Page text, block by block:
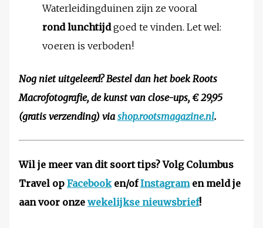
Waterleidingduinen zijn ze vooral
rond lunchtijdgoed te vinden. Let wel:
voeren is verboden!
Nog niet uitgeleerd? Bestel dan het boek Roots
Macrofotografie, de kunst van close-ups, € 29,95
(gratis verzending) via shop.rootsmagazine.nl.
Wil je meer van dit soort tips? Volg Columbus
Travel op Facebooken/ofInstagramen meld je
aan voor onze wekelijkse nieuwsbrief!